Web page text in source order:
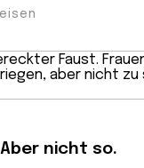
nicht so.